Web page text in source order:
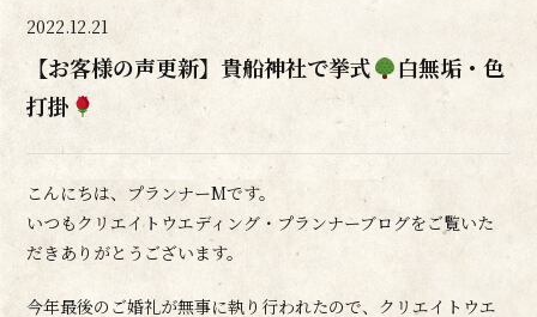
2022.12.21
【お客様の声更新】貴船神社で挙式
白無垢・色
打掛
こんにちは、プランナーMです。
いつもクリエイトウエディング・プランナーブログをご覧いた
だきありがとうございます。
今年最後のご婚礼が無事に執り行われたので、クリエイトウエ